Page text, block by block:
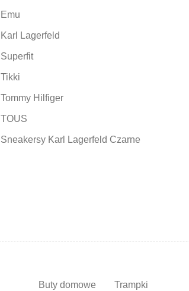
Emu
Karl Lagerfeld
Superfit
Tikki
Tommy Hilfiger
TOUS
Sneakersy Karl Lagerfeld Czarne
Buty domowe
Trampki